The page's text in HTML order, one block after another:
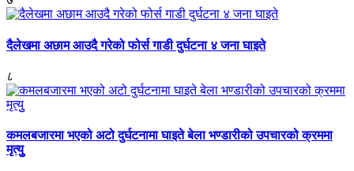
दैलेखमा अछाम आउदै गरेको फोर्स गाडी दुर्घटना ४ जना घाइते
८
कमलबजारमा भएको अटो दुर्घटनामा घाइते बेला भण्डारीको उपचारको क्रममा
मृत्युु